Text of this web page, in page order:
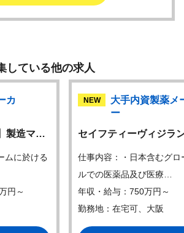
している他の求人
カ
製造マ…
ムに於ける
円～
NEW
大手内資製薬メ
ー
セイフティーヴィジラ
仕事内容：・日本含むグロ
ルでの医薬品及び医療…
年収・給与：750万円～
勤務地：在宅可、大阪